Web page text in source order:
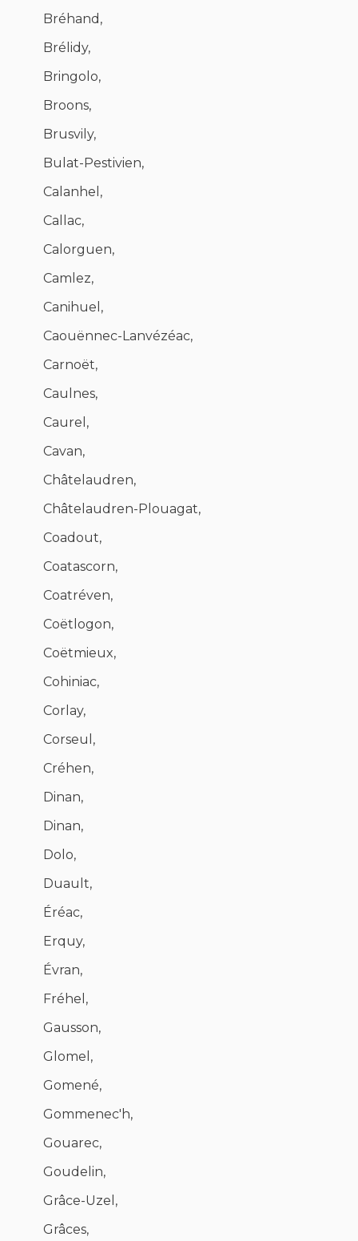
Bréhand,
Brélidy,
Bringolo,
Broons,
Brusvily,
Bulat-Pestivien,
Calanhel,
Callac,
Calorguen,
Camlez,
Canihuel,
Caouënnec-Lanvézéac,
Carnoët,
Caulnes,
Caurel,
Cavan,
Châtelaudren,
Châtelaudren-Plouagat,
Coadout,
Coatascorn,
Coatréven,
Coëtlogon,
Coëtmieux,
Cohiniac,
Corlay,
Corseul,
Créhen,
Dinan,
Dinan,
Dolo,
Duault,
Éréac,
Erquy,
Évran,
Fréhel,
Gausson,
Glomel,
Gomené,
Gommenec'h,
Gouarec,
Goudelin,
Grâce-Uzel,
Grâces,